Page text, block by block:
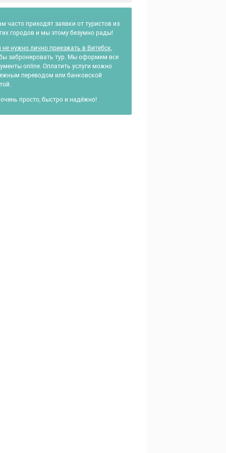
часто приходят заявки от туристов из
городов и мы этому безумно рады!
не нужно лично приезжать в Витебск
забронировать тур. Мы оформим все
online. Оплатить услуги можно
переводом или банковской
просто, быстро и надёжно!